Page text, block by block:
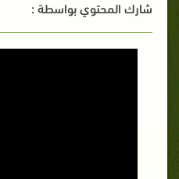
شارك المحتوي بواسطة :